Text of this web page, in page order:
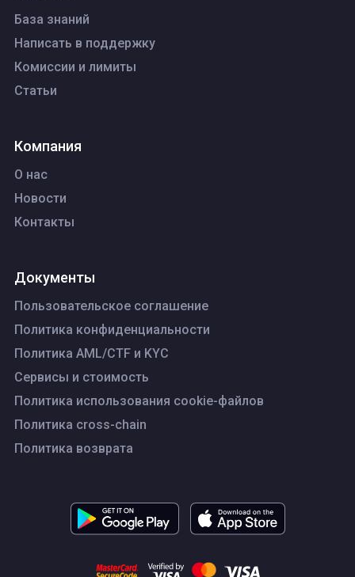
База знаний
Написать в поддержку
Комиссии и лимиты
Статьи
Компания
О нас
Новости
Контакты
Документы
Пользовательское соглашение
Политика конфиденциальности
Политика AML/CTF и KYC
Сервисы и стоимость
Политика использования cookie-файлов
Политика cross-chain
Политика возврата